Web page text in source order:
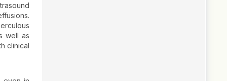
well as
clinical